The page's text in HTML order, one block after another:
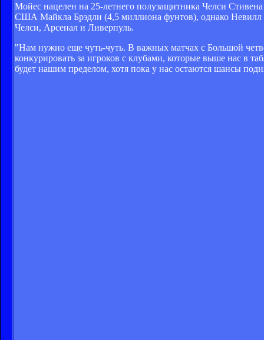
Мойес нацелен на 25-летнего полузащитника Челси
США Майкла Брэдли (4,5 миллиона фунтов), однако Невилл
Челси, Арсенал и Ливерпуль.
"Нам нужно еще чуть-чуть. В важных матчах с Большой
конкурировать за игроков с клубами, которые выше нас в
будет нашим пределом, хотя пока у нас остаются шансы